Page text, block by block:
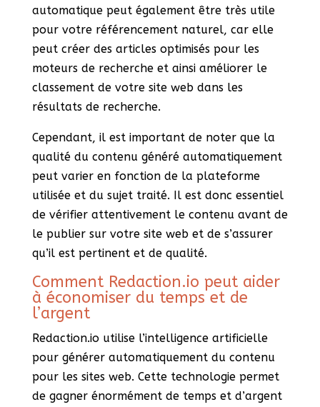
automatique peut également être très utile
pour votre référencement naturel, car elle
peut créer des articles optimisés pour les
moteurs de recherche et ainsi améliorer le
classement de votre site web dans les
résultats de recherche.
Cependant, il est important de noter que la
qualité du contenu généré automatiquement
peut varier en fonction de la plateforme
utilisée et du sujet traité. Il est donc essentiel
de vérifier attentivement le contenu avant de
le publier sur votre site web et de s’assurer
qu’il est pertinent et de qualité.
Comment Redaction.io peut aider
à économiser du temps et de
l’argent
Redaction.io utilise l’intelligence artificielle
pour générer automatiquement du contenu
pour les sites web. Cette technologie permet
de gagner énormément de temps et d’argent